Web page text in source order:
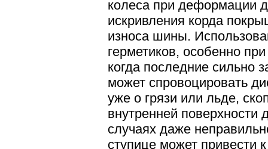
колеса при деформации
искривления корда
износа шины.
герметиков, особенно
когда последние сильно
может спровоцировать
уже о грязи или льде,
внутренней поверхности
случаях даже
ступице может привести